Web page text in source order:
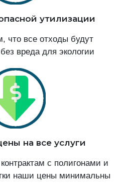
утилизации
что все отходы будут
вреда для экологии
на все услуги
с полигонами и
наши цены минимальны